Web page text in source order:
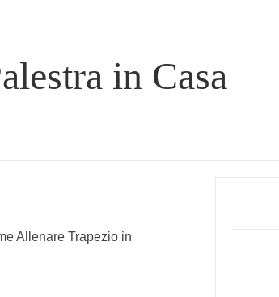
in Casa
Allenare Trapezio in
Primary